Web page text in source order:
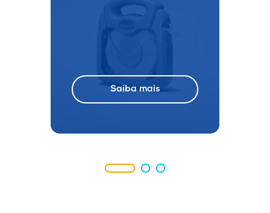
Saiba mais